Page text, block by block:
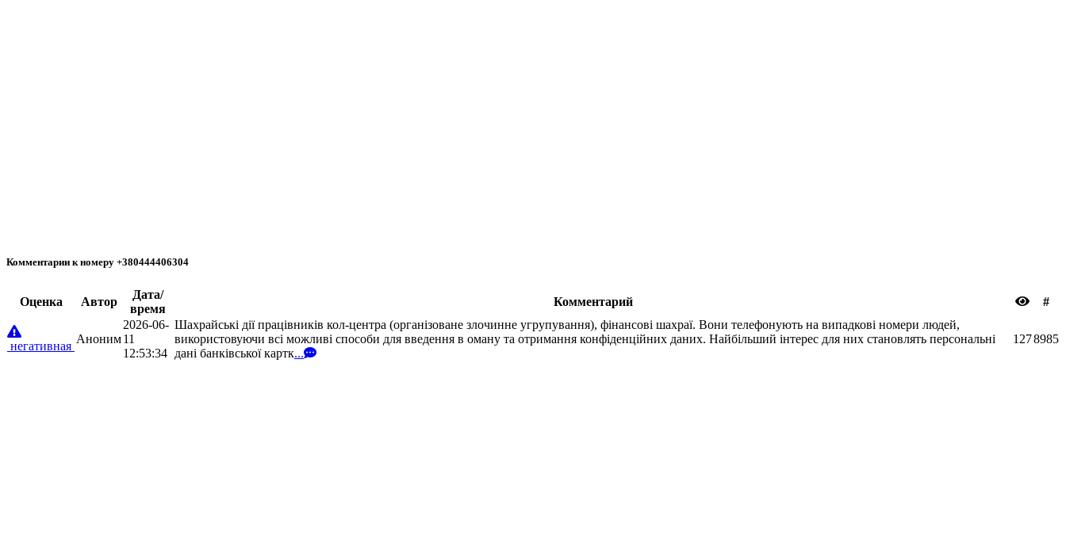
Комментарии к номеру +380444406304
Oценка Автор
Дата/
время
Комментарий #
негативная
Аноним
2026-06-
11
12:53:34
Шахрайські дії працівників кол-центра (організоване злочинне угрупування), фінансові шахраї. Вони телефонують на випадкові номери людей,
використовуючи всі можливі способи для введення в оману та отримання конфіденційних даних. Найбільший інтерес для них становлять персональні
дані банківської картк...
1278985